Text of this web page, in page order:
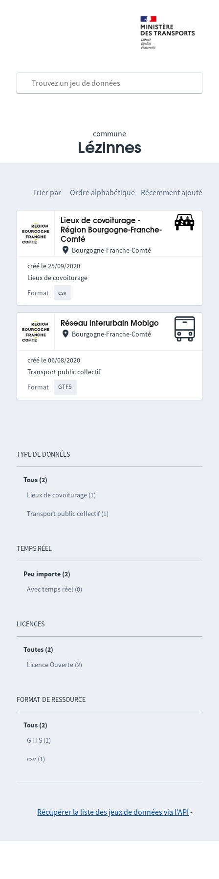
commune
Lézinnes
TYPE DE DONNÉES
Tous (2)
Lieux de covoiturage (1)
Transport public collectif (1)
TEMPS RÉEL
Peu importe (2)
Avec temps réel (0)
LICENCES
Toutes (2)
Licence Ouverte (2)
FORMAT DE RESSOURCE
Tous (2)
GTFS (1)
csv (1)
Trier par Ordre alphabétique Récemment ajouté
Lieux de covoiturage -
Région Bourgogne-Franche-
Comté
Bourgogne-Franche-Comté
créé le 25/09/2020
Format csv
Lieux de covoiturage
Réseau interurbain Mobigo
Bourgogne-Franche-Comté
créé le 06/08/2020
Format GTFS
Transport public collectif
Récupérer la liste des jeux de données via l'API -